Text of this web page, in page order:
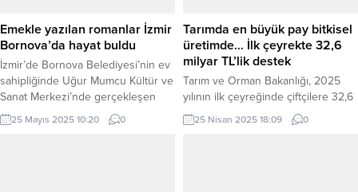
uygulamaları nedeniyle İsrail’i
şiddetle kınıyoruz” dedi. Akın,
bölgedeki barış ve adaletin tesisi
için atılacak...
sofrasındaki ekmek küçülmesin
diyedir” dedi. DEVA Partili Hasan
Karal, Ramazan Bayramı
dolayısıyla...
Emekle yazılan romanlar İzmir
Bornova’da hayat buldu
İzmir’de Bornova Belediyesi’nin ev
sahipliğinde Uğur Mumcu Kültür ve
Sanat Merkezi’nde gerçekleşen
Emek Romanları Sergisi, işçi
sınıfının sesi olan roman
25 Mayıs 2025 10:20 0
Tarımda en büyük pay bitkisel
üretimde… İlk çeyrekte 32,6
milyar TL’lik destek
Tarım ve Orman Bakanlığı, 2025
yılının ilk çeyreğinde çiftçilere 32,6
milyar TL tarımsal destek ödemesi
yaptı. Ödemelerin yüzde 88,5’i
25 Nisan 2025 18:09 0